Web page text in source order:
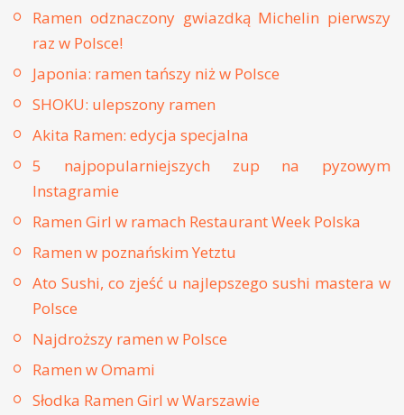
Ramen odznaczony gwiazdką Michelin pierwszy
raz w Polsce!
Japonia: ramen tańszy niż w Polsce
SHOKU: ulepszony ramen
Akita Ramen: edycja specjalna
5 najpopularniejszych zup na pyzowym
Instagramie
Ramen Girl w ramach Restaurant Week Polska
Ramen w poznańskim Yetztu
Ato Sushi, co zjeść u najlepszego sushi mastera w
Polsce
Najdroższy ramen w Polsce
Ramen w Omami
Słodka Ramen Girl w Warszawie